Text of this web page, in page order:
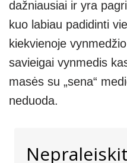
dažniausiai ir yra
kuo labiau padidinti
kiekvienoje
savieigai vynmedis
masės su „sena“
neduoda.